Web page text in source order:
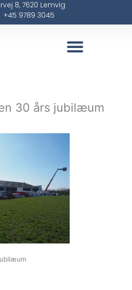
8, 7620 Lemvig
+45 9789 3045
30 års jubilæum